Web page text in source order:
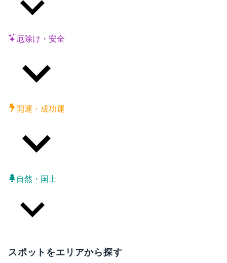
厄除け・安全
開運・成功運
自然・国土
スポットをエリアから探す